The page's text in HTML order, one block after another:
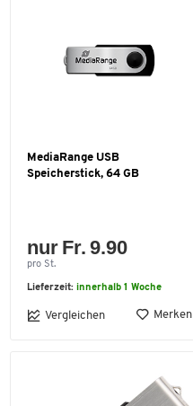
MediaRange USB
Speicherstick, 64 GB
nur Fr. 9.90
pro St.
Lieferzeit: innerhalb 1 Woche
Vergleichen Merken